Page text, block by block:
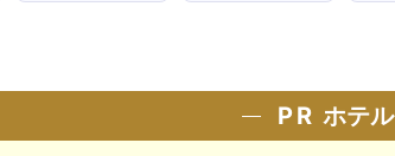
PR ホテル